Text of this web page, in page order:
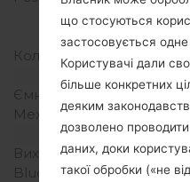
Кольори екрану
Ємність акумулятора
Механічна клавіатура
Вихід для аудіо
Bluetooth
що стосуються
застосовується
Користувачі дали
більше конкретних
деяким
дозволено
даних, доки
такої обробки («не